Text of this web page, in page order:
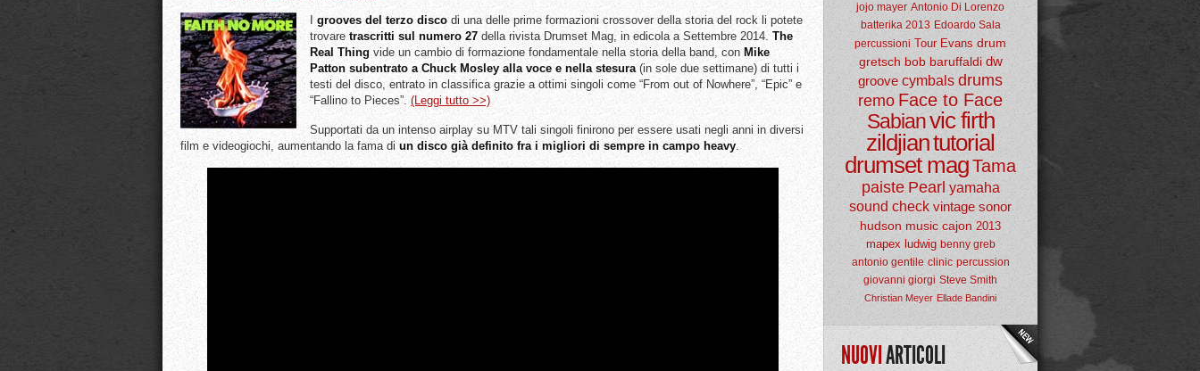
I grooves del terzo disco di una delle prime formazioni crossover della storia del rock li potete
trovare trascritti sul numero 27 della rivista Drumset Mag, in edicola a Settembre 2014. The
Real Thingvide un cambio di formazione fondamentale nella storia della band, con Mike
Patton subentrato a Chuck Mosley alla voce e nella stesura(in sole due settimane) di tutti i
testi del disco, entrato in classifica grazie a ottimi singoli come “From out of Nowhere”, “Epic” e
“Fallino to Pieces”. (Leggi tutto >>)
Supportati da un intenso airplay su MTV tali singoli finirono per essere usati negli anni in diversi
film e videogiochi, aumentando la fama di un disco già definito fra i migliori di sempre in campo heavy.
jojo mayer Antonio Di Lorenzo
batterika 2013 Edoardo Sala
percussioni Tour Evans drum
gretsch bob baruffaldi dw
groove cymbals drums
remo Face to Face
Sabianvic firth
zildjiantutorial
drumset magTama
paiste Pearl yamaha
sound check vintage sonor
hudson music cajon 2013
mapex ludwig benny greb
antonio gentile clinic percussion
giovanni giorgi Steve Smith
Christian Meyer Ellade Bandini
NUOVIARTICOLI